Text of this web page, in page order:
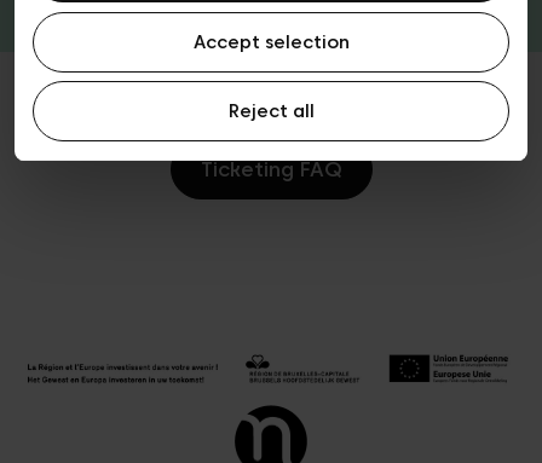
Accept selection
Reject all
Ticketing FAQ